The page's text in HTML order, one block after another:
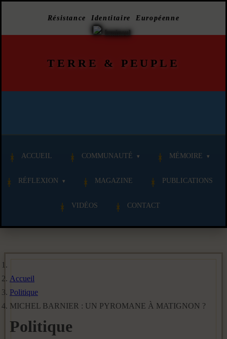
Résistance Identitaire Européenne
TERRE & PEUPLE
ACCUEIL COMMUNAUTÉ MÉMOIRE
RÉFLEXION MAGAZINE PUBLICATIONS
VIDÉOS CONTACT
Accueil
Politique
MICHEL BARNIER : UN PYROMANE À MATIGNON ?
Politique